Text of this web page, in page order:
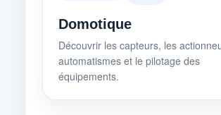
Domotique
Découvrir les capteurs, les
automatismes et le pilotage des
équipements.